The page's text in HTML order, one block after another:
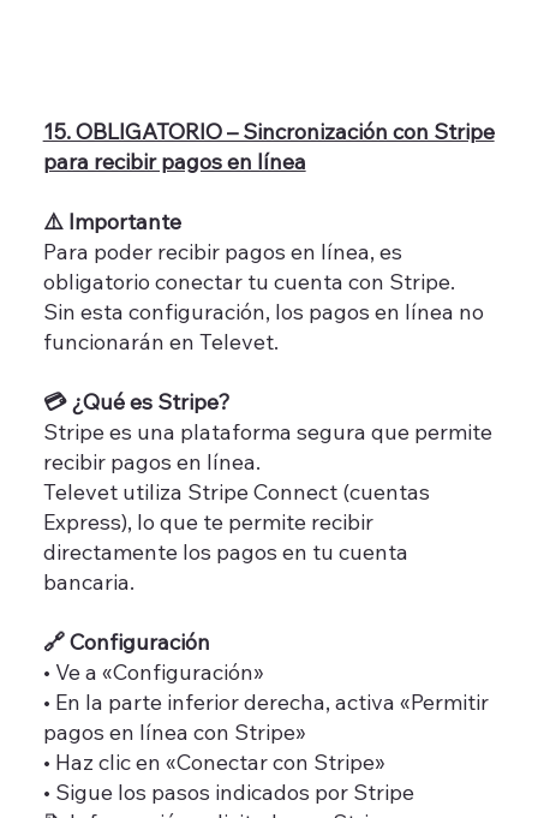
15. OBLIGATORIO – Sincronización con Stripe
para recibir pagos en línea
⚠️ Importante
Para poder recibir pagos en línea, es
obligatorio conectar tu cuenta con Stripe.
Sin esta configuración, los pagos en línea no
funcionarán en Televet.
💳 ¿Qué es Stripe?
Stripe es una plataforma segura que permite
recibir pagos en línea.
Televet utiliza Stripe Connect (cuentas
Express), lo que te permite recibir
directamente los pagos en tu cuenta
bancaria.
🔗 Configuración
• Ve a «Configuración»
• En la parte inferior derecha, activa «Permitir
pagos en línea con Stripe»
• Haz clic en «Conectar con Stripe»
• Sigue los pasos indicados por Stripe